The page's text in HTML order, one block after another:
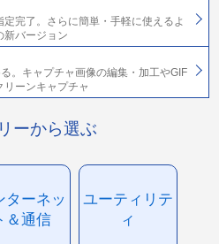
完了。さらに簡単・手軽に使えるよ
新バージョン
。キャプチャ画像の編集・加工やGIF
ーンキャプチャ
ーから選ぶ
ターネッ
＆通信
ユーティリテ
ィ